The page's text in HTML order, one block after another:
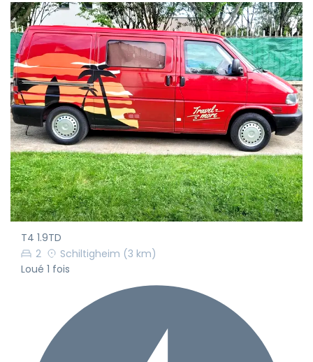
T4 1.9TD
2
Schiltigheim (3 km)
Loué 1 fois